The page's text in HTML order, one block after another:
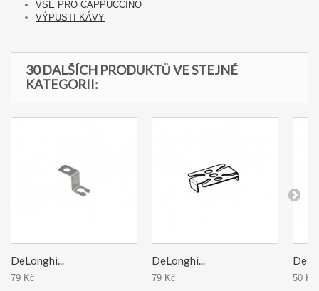
VŠE PRO CAPPUCCINO
VÝPUSTI KÁVY
30 DALŠÍCH PRODUKTŮ VE STEJNÉ
KATEGORII:
DeLonghi...
79 Kč
DeLonghi...
79 Kč 50 Kč